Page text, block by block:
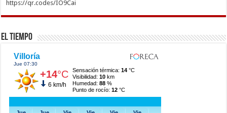
https://qr.codes/IO9Cai
El Tiempo